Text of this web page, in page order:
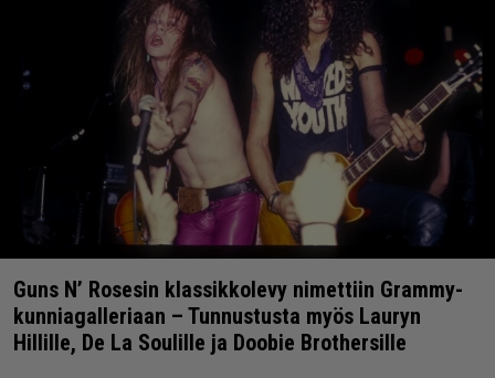
Guns N’ Rosesin klassikkolevy nimettiin Grammy-
kunniagalleriaan – Tunnustusta myös Lauryn
Hillille, De La Soulille ja Doobie Brothersille